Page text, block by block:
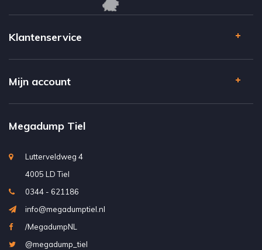
Klantenservice
Mijn account
Megadump Tiel
Lutterveldweg 4
4005 LD Tiel
0344 - 621186
info@megadumptiel.nl
/MegadumpNL
@megadump_tiel